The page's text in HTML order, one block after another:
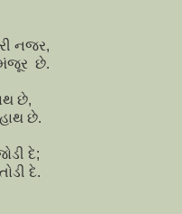
નજર,
છે.
છે,
છે.
દે;
દે.